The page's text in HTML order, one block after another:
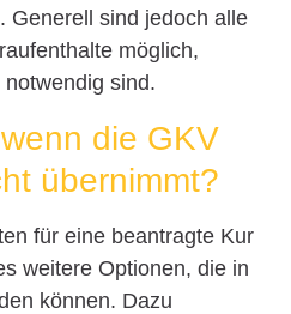
Generell sind jedoch alle
möglich,
sind.
die GKV
übernimmt?
für eine beantragte Kur
weitere Optionen, die in
können. Dazu